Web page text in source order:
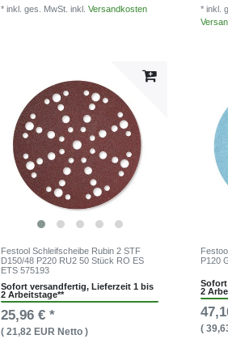
* inkl. ges. MwSt. inkl.Versandkosten * inkl.
Festool Schleifscheibe Rubin 2 STF
D150/48 P220 RU2 50 Stück RO ES
ETS 575193
Sofort versandfertig, Lieferzeit 1 bis
2 Arbeitstage**
25,96 € *
( 21,82 EUR Netto )
P120
2
(